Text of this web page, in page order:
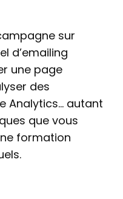
sur
d’emailing
une page
des
Analytics… autant
que vous
formation